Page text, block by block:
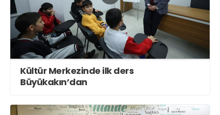
Kültür Merkezinde ilk ders
Büyükakın’dan